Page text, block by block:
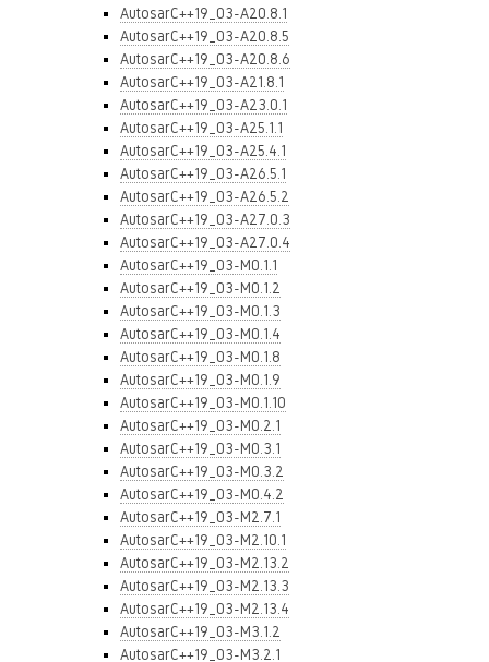
AutosarC++19_03-A20.8.1
AutosarC++19_03-A20.8.5
AutosarC++19_03-A20.8.6
AutosarC++19_03-A21.8.1
AutosarC++19_03-A23.0.1
AutosarC++19_03-A25.1.1
AutosarC++19_03-A25.4.1
AutosarC++19_03-A26.5.1
AutosarC++19_03-A26.5.2
AutosarC++19_03-A27.0.3
AutosarC++19_03-A27.0.4
AutosarC++19_03-M0.1.1
AutosarC++19_03-M0.1.2
AutosarC++19_03-M0.1.3
AutosarC++19_03-M0.1.4
AutosarC++19_03-M0.1.8
AutosarC++19_03-M0.1.9
AutosarC++19_03-M0.1.10
AutosarC++19_03-M0.2.1
AutosarC++19_03-M0.3.1
AutosarC++19_03-M0.3.2
AutosarC++19_03-M0.4.2
AutosarC++19_03-M2.7.1
AutosarC++19_03-M2.10.1
AutosarC++19_03-M2.13.2
AutosarC++19_03-M2.13.3
AutosarC++19_03-M2.13.4
AutosarC++19_03-M3.1.2
AutosarC++19_03-M3.2.1